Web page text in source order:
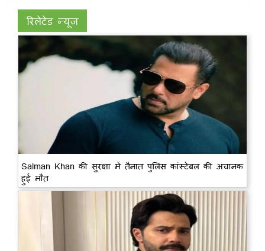
रिलेटेड न्यूज़
Salman Khan की सुरक्षा में तैनात पुलिस कांस्टेबल की अचानक
हुई मौत